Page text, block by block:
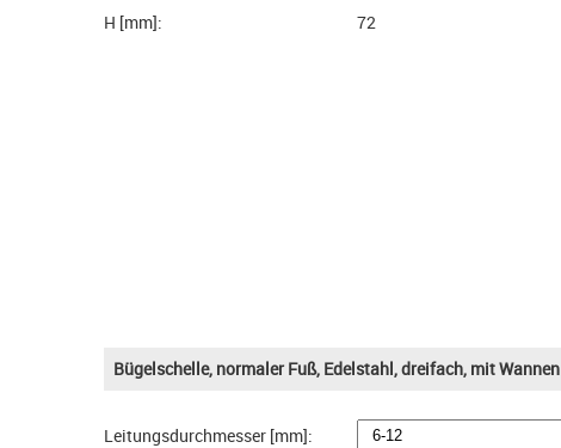
H [mm]:
72
Bügelschelle, normaler Fuß, Edelstahl, dreifach, mit Wannen
Leitungsdurchmesser [mm]: